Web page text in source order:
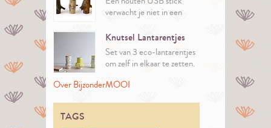
niet-alcoholische dranken
en cocktails. Het is een
verschillende retrokleuren
en dessins.
verwacht je niet in een
Knutsel Lantarentjes
Set van 3 eco-lantarentjes
om zelf in elkaar te zetten.
Over BijzonderMOOI
TAGS